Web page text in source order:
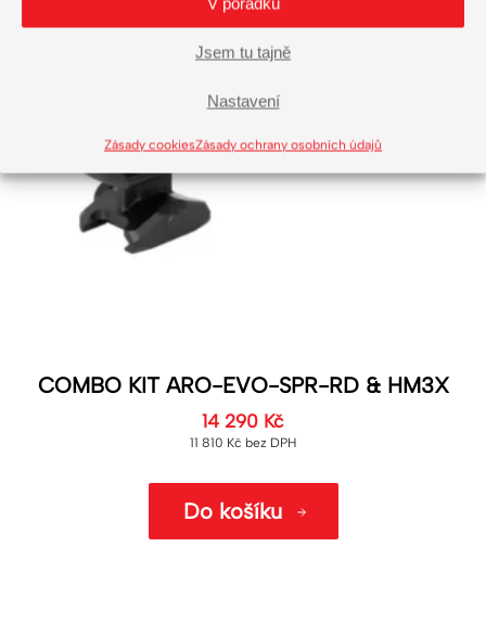
Jsem tu tajně
Nastavení
Zásady cookiesZásady ochrany osobních údajů
COMBO KIT ARO-EVO-SPR-RD & HM3X
14 290 Kč
11 810 Kč bez DPH
Do košíku